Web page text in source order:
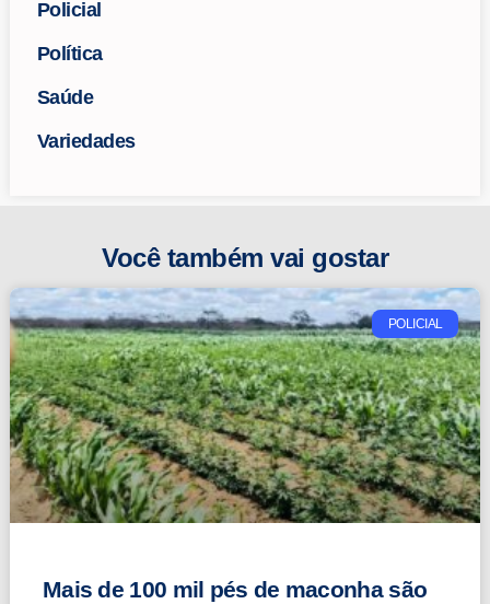
Policial
Política
Saúde
Variedades
Você também vai gostar
POLICIAL
Mais de 100 mil pés de maconha são